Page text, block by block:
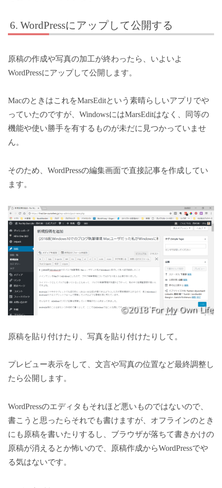
WordPressにアップして公開する
原稿の作成や写真の加工が終わったら、いよいよ
WordPressにアップして公開します。
MacのときはこれをMarsEditという素晴らしいアプリでや
っていたのですが、WindowsにはMarsEditはなく、同等の
機能や使い勝手を有するものが未だに見つかっていませ
ん。
そのため、WordPressの編集画面で直接記事を作成してい
ます。
原稿を貼り付けたり、写真を貼り付けたりして。
プレビュー表示をして、文言や写真の位置など最終調整し
たら公開します。
WordPressのエディタもそれほど悪いものではないので、
書こうと思ったらそれでも書けますが、オフラインのとき
にも原稿を書いたりするし、ブラウザが落ちて書きかけの
原稿が消えるとか怖いので、原稿作成からWordPressでや
る気はないです。